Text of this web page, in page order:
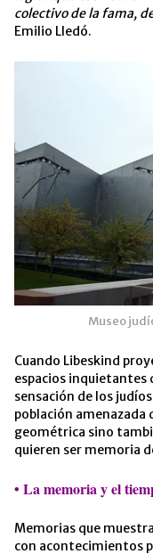
colectivo de la fama,
Emilio Lledó.
Museo
Cuando Libeskind
espacios inquietantes
sensación de los
población amenazada
geométrica sino
quieren ser memoria
• La memoria y el
Memorias que
con acontecimientos